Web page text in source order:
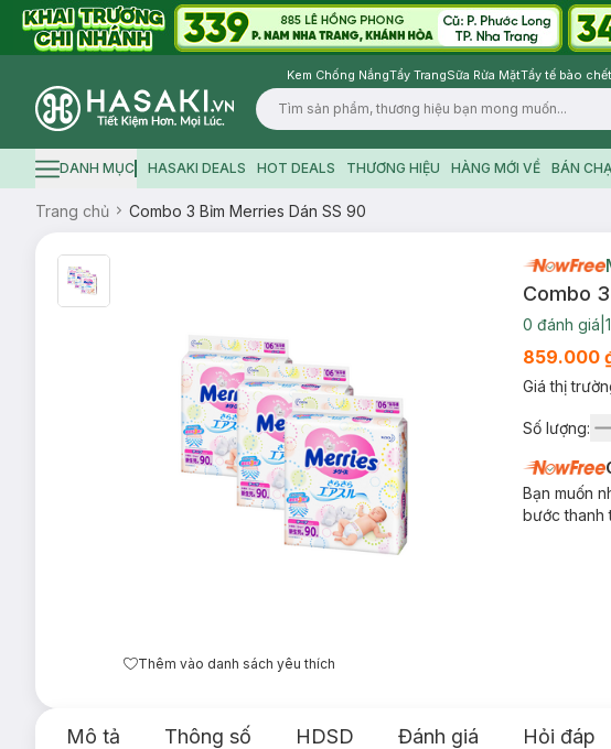
Kem Chống NắngTẩy TrangSữa Rửa MặtTẩy tế bào chết
Logo
Hamburger icon
DANH MỤC HASAKI DEALS HOT DEALS THƯƠNG HIỆU HÀNG MỚI VỀ BÁN
Trang chủ Combo 3 Bỉm Merries Dán SS 90
Thêm vào danh sách yêu thích
Combo
0 đánh giá 1
859.000
Giá thị
Số lượng:
Bạn muốn
bước thanh
Mô tả Thông số HDSD Đánh giá Hỏi đáp